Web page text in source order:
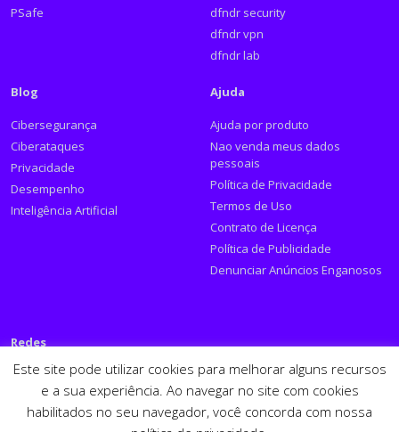
PSafe
dfndr security
dfndr vpn
dfndr lab
Blog
Cibersegurança
Ciberataques
Privacidade
Desempenho
Inteligência Artificial
Ajuda
Ajuda por produto
Nao venda meus dados
pessoais
Política de Privacidade
Termos de Uso
Contrato de Licença
Política de Publicidade
Denunciar Anúncios Enganosos
Redes
Siga a PSafe:
Facebook
TwitterRSS YoutubeLinkedIn
Este site pode utilizar cookies para melhorar alguns recursos
e a sua experiência. Ao navegar no site com cookies
habilitados no seu navegador, você concorda com nossa